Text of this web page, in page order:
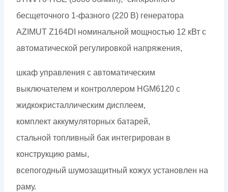
бесщеточного 1-фазного (220 В) генератора
AZIMUT Z164DI номинальной мощностью 12 кВт c
автоматической регулировкой напряжения,
шкаф управления с автоматическим
выключателем и контроллером HGM6120 с
жидкокристаллическим дисплеем,
комплект аккумуляторных батарей,
стальной топливный бак интегрирован в
конструкцию рамы,
всепогодный шумозащитный кожух установлен на
раму.